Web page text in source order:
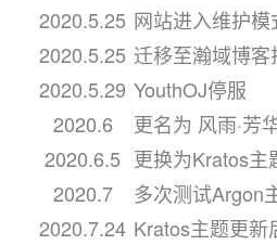
2020.5.25 网站进入维护
2020.5.25 迁移至瀚域博
2020.5.29 YouthOJ停服
2020.6
更名为 风雨·芳
2020.6.5 更换为Kratos主
2020.7
多次测试Argon
2020.7.24 Kratos主题更新